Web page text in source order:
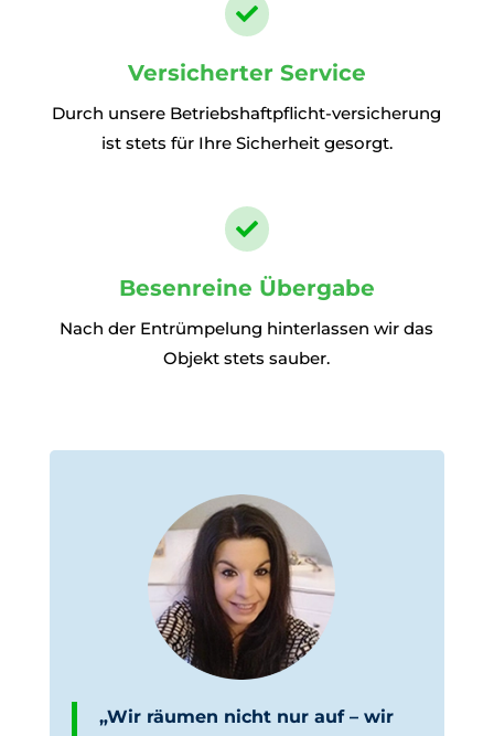

Versicherter Service
Durch unsere Betriebshaftpflicht-versicherung
ist stets für Ihre Sicherheit gesorgt.

Besenreine Übergabe
Nach der Entrümpelung hinterlassen wir das
Objekt stets sauber.
„Wir räumen nicht nur auf – wir